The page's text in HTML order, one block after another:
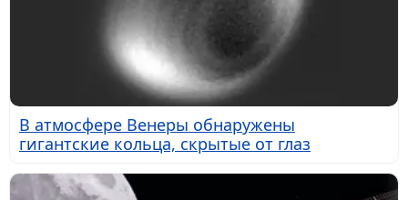
В атмосфере Венеры обнаружены
гигантские кольца, скрытые от глаз